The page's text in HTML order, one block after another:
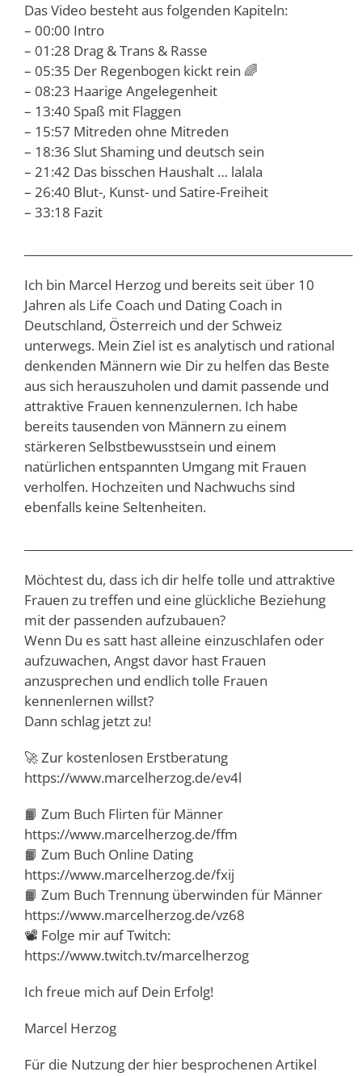
Das Video besteht aus folgenden Kapiteln:
– 00:00 Intro
– 01:28 Drag & Trans & Rasse
– 05:35 Der Regenbogen kickt rein 🌈
– 08:23 Haarige Angelegenheit
– 13:40 Spaß mit Flaggen
– 15:57 Mitreden ohne Mitreden
– 18:36 Slut Shaming und deutsch sein
– 21:42 Das bisschen Haushalt … lalala
– 26:40 Blut-, Kunst- und Satire-Freiheit
– 33:18 Fazit
Ich bin Marcel Herzog und bereits seit über 10
Jahren als Life Coach und Dating Coach in
Deutschland, Österreich und der Schweiz
unterwegs. Mein Ziel ist es analytisch und rational
denkenden Männern wie Dir zu helfen das Beste
aus sich herauszuholen und damit passende und
attraktive Frauen kennenzulernen. Ich habe
bereits tausenden von Männern zu einem
stärkeren Selbstbewusstsein und einem
natürlichen entspannten Umgang mit Frauen
verholfen. Hochzeiten und Nachwuchs sind
ebenfalls keine Seltenheiten.
Möchtest du, dass ich dir helfe tolle und attraktive
Frauen zu treffen und eine glückliche Beziehung
mit der passenden aufzubauen?
Wenn Du es satt hast alleine einzuschlafen oder
aufzuwachen, Angst davor hast Frauen
anzusprechen und endlich tolle Frauen
kennenlernen willst?
Dann schlag jetzt zu!
🚀 Zur kostenlosen Erstberatung
https://www.marcelherzog.de/ev4l
📙 Zum Buch Flirten für Männer
https://www.marcelherzog.de/ffm
📙 Zum Buch Online Dating
https://www.marcelherzog.de/fxij
📙 Zum Buch Trennung überwinden für Männer
https://www.marcelherzog.de/vz68
📽️ Folge mir auf Twitch:
https://www.twitch.tv/marcelherzog
Ich freue mich auf Dein Erfolg!
Marcel Herzog
Für die Nutzung der hier besprochenen Artikel